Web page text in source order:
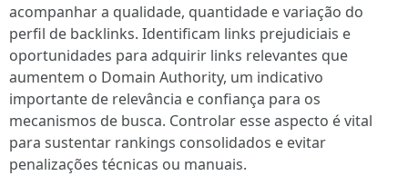
acompanhar a qualidade, quantidade e variação do
perfil de backlinks. Identificam links prejudiciais e
oportunidades para adquirir links relevantes que
aumentem o Domain Authority, um indicativo
importante de relevância e confiança para os
mecanismos de busca. Controlar esse aspecto é vital
para sustentar rankings consolidados e evitar
penalizações técnicas ou manuais.